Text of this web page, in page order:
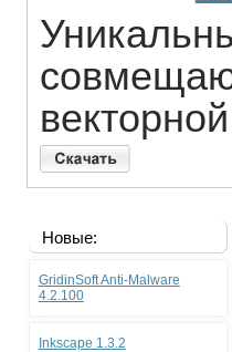
Новые:
GridinSoft Anti-Malware
4.2.100
Inkscape 1.3.2